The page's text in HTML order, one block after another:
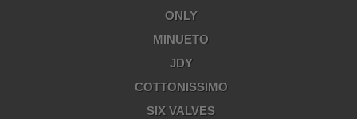
ONLY
MINUETO
JDY
COTTONISSIMO
SIX VALVES